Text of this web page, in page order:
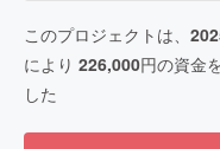
このプロジェクトは、
により 226,000円の資金
した